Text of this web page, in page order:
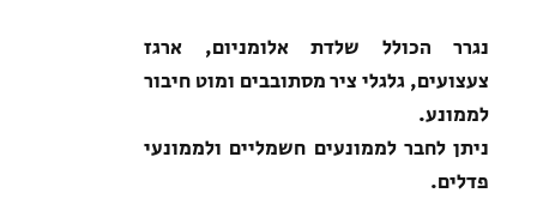
נגרר הכולל שלדת אלומניום, ארגז
צעצועים, גלגלי ציר מסתובבים ומוט חיבור
לממונע.
ניתן לחבר לממונעים חשמליים ולממונעי
פדלים.